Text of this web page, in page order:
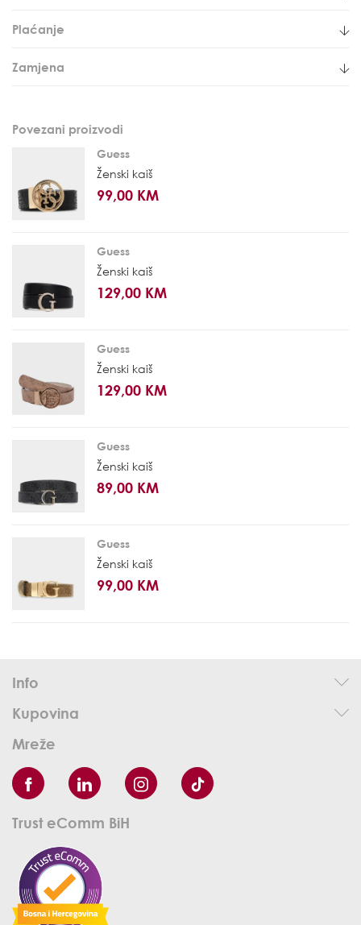
Plaćanje
Zamjena
Povezani proizvodi
Guess
Ženski kaiš
99,00 KM
Guess
Ženski kaiš
129,00 KM
Guess
Ženski kaiš
129,00 KM
Guess
Ženski kaiš
89,00 KM
Guess
Ženski kaiš
99,00 KM
Info
Kupovina
Mreže
Trust eComm BiH